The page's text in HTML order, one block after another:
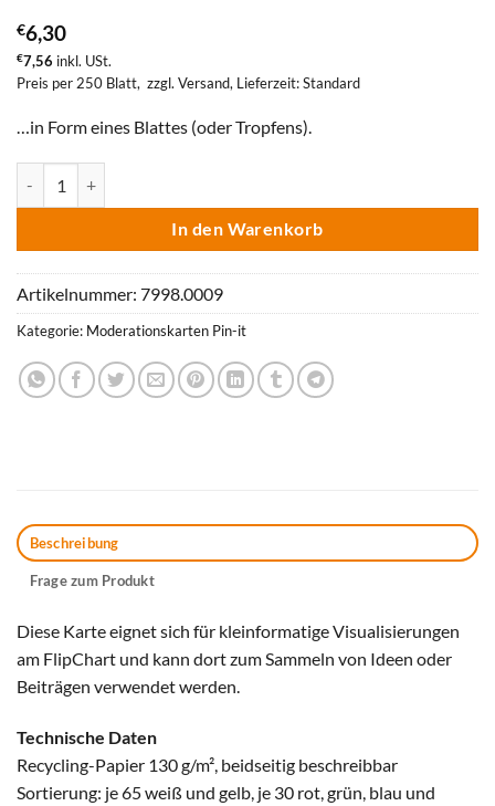
€6,30
€7,56 inkl. USt.
Preis per 250 Blatt, zzgl. Versand, Lieferzeit: Standard
…in Form eines Blattes (oder Tropfens).
In den Warenkorb
Artikelnummer: 7998.0009
Kategorie: Moderationskarten Pin-it
Beschreibung
Frage zum Produkt
Diese Karte eignet sich für kleinformatige Visualisierungen
am FlipChart und kann dort zum Sammeln von Ideen oder
Beiträgen verwendet werden.
Technische Daten
Recycling-Papier 130 g/m², beidseitig beschreibbar
Sortierung: je 65 weiß und gelb, je 30 rot, grün, blau und